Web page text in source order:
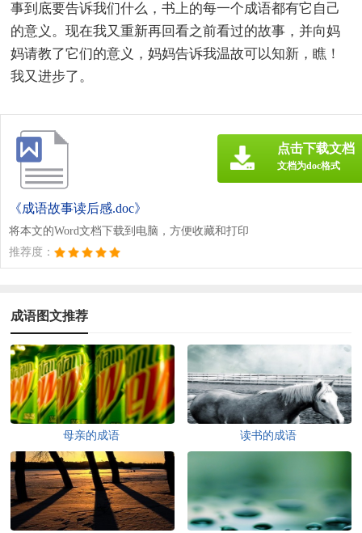
事到底要告诉我们什么，书上的每一个成语都有它自己
的意义。现在我又重新再回看之前看过的故事，并向妈
妈请教了它们的意义，妈妈告诉我温故可以知新，瞧！
我又进步了。
《成语故事读后感.doc》
将本文的Word文档下载到电脑，方便收藏和打印
推荐度：
点击下载文档
文档为doc格式
成语图文推荐
母亲的成语 读书的成语